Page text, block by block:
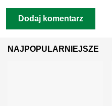
NAJPOPULARNIEJSZE